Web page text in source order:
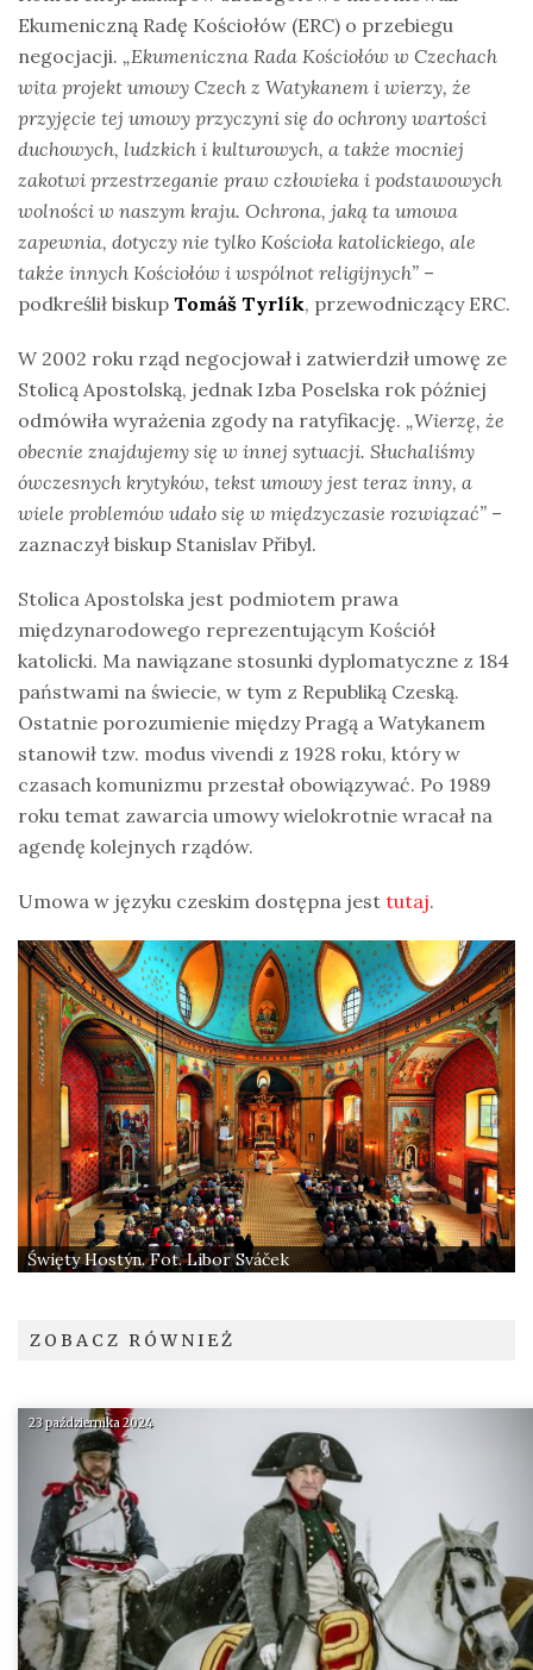
Ekumeniczną Radę Kościołów (ERC) o przebiegu
negocjacji. „Ekumeniczna Rada Kościołów w Czechach
wita projekt umowy Czech z Watykanem i wierzy, że
przyjęcie tej umowy przyczyni się do ochrony wartości
duchowych, ludzkich i kulturowych, a także mocniej
zakotwi przestrzeganie praw człowieka i podstawowych
wolności w naszym kraju. Ochrona, jaką ta umowa
zapewnia, dotyczy nie tylko Kościoła katolickiego, ale
także innych Kościołów i wspólnot religijnych” –
podkreślił biskup Tomáš Tyrlík, przewodniczący ERC.
W 2002 roku rząd negocjował i zatwierdził umowę ze
Stolicą Apostolską, jednak Izba Poselska rok później
odmówiła wyrażenia zgody na ratyfikację. „Wierzę, że
obecnie znajdujemy się w innej sytuacji. Słuchaliśmy
ówczesnych krytyków, tekst umowy jest teraz inny, a
wiele problemów udało się w międzyczasie rozwiązać” –
zaznaczył biskup Stanislav Přibyl.
Stolica Apostolska jest podmiotem prawa
międzynarodowego reprezentującym Kościół
katolicki. Ma nawiązane stosunki dyplomatyczne z 184
państwami na świecie, w tym z Republiką Czeską.
Ostatnie porozumienie między Pragą a Watykanem
stanowił tzw. modus vivendi z 1928 roku, który w
czasach komunizmu przestał obowiązywać. Po 1989
roku temat zawarcia umowy wielokrotnie wracał na
agendę kolejnych rządów.
Umowa w języku czeskim dostępna jest tutaj.
Święty Hostýn. Fot. Libor Sváček
ZOBACZ RÓWNIEŻ
23 października 2024